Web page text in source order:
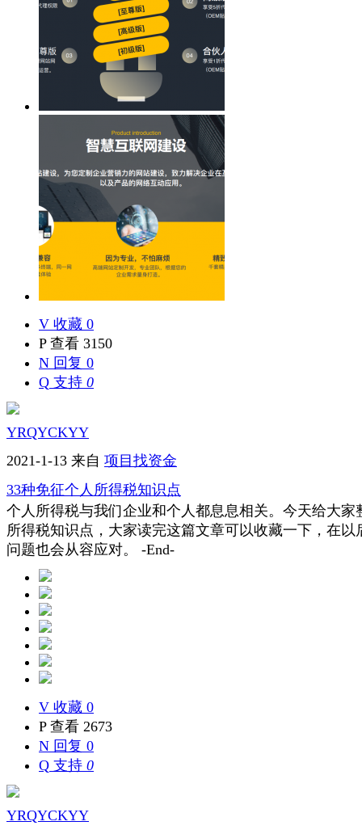
V 收藏 0
P查看 3150
N 回复 0
Q 支持 0
YRQYCKYY
2021-1-13 来自 项目找资金
33种免征个人所得税知识点
个人所得税与我们企业和个人都息息相关。今天给大家
所得税知识点，大家读完这篇文章可以收藏一下，在以
问题也会从容应对。 -End-
V 收藏 0
P查看 2673
N 回复 0
Q 支持 0
YRQYCKYY